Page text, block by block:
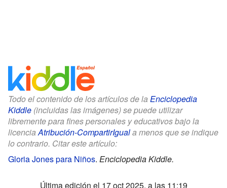
Todo el contenido de los artículos de la Enciclopedia
Kiddle (incluidas las imágenes) se puede utilizar
libremente para fines personales y educativos bajo la
licencia Atribución-CompartirIguala menos que se indique
lo contrario. Citar este artículo:
Gloria Jones para Niños. Enciclopedia Kiddle.
Última edición el 17 oct 2025, a las 11:19